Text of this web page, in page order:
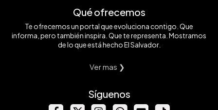
Qué ofrecemos
Te ofrecemos un portal que evoluciona contigo. Que
informa, pero también inspira. Que te representa. Mostramos
de lo que está hecho El Salvador.
Ver mas ❯
Síguenos